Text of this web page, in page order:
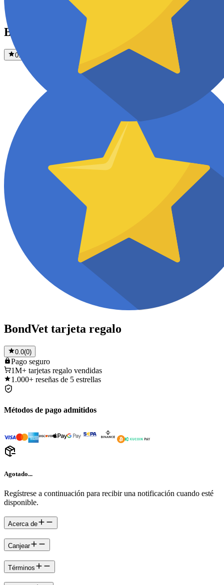
BondVet tarjeta regalo
0.0
BondVet tarjeta regalo
0.0(0)
Pago seguro
1M+ tarjetas regalo vendidas
1.000+ reseñas de 5 estrellas
Métodos de pago admitidos
Agotado...
Regístrese a continuación para recibir una notificación cuando esté
disponible.
Acerca de
Canjear
Términos